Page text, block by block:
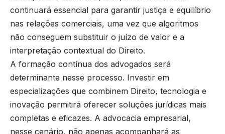
continuará essencial para garantir justiça e equilíbrio
nas relações comerciais, uma vez que algoritmos
não conseguem substituir o juízo de valor e a
interpretação contextual do Direito.
A formação contínua dos advogados será
determinante nesse processo. Investir em
especializações que combinem Direito, tecnologia e
inovação permitirá oferecer soluções jurídicas mais
completas e eficazes. A advocacia empresarial,
nesse cenário, não apenas acompanhará as